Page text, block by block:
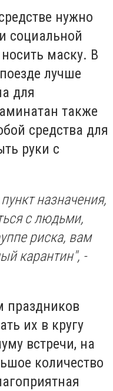
нужно
социальной
маску. В
лучше
для
также
средства для
руки с
назначения,
с людьми,
риска, вам
карантин", -
праздников
их в кругу
встречи, на
количество